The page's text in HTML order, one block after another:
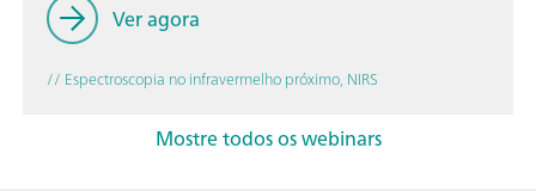
Ver agora
// Espectroscopia no infravermelho próximo, NIRS
Mostre todos os webinars